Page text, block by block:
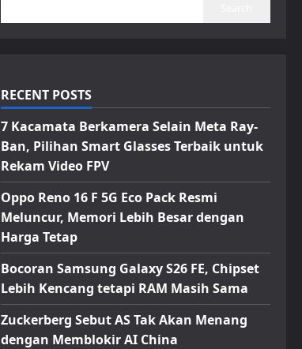
RECENT POSTS
7 Kacamata Berkamera Selain Meta Ray-
Ban, Pilihan Smart Glasses Terbaik untuk
Rekam Video FPV
Oppo Reno 16 F 5G Eco Pack Resmi
Meluncur, Memori Lebih Besar dengan
Harga Tetap
Bocoran Samsung Galaxy S26 FE, Chipset
Lebih Kencang tetapi RAM Masih Sama
Zuckerberg Sebut AS Tak Akan Menang
dengan Memblokir AI China